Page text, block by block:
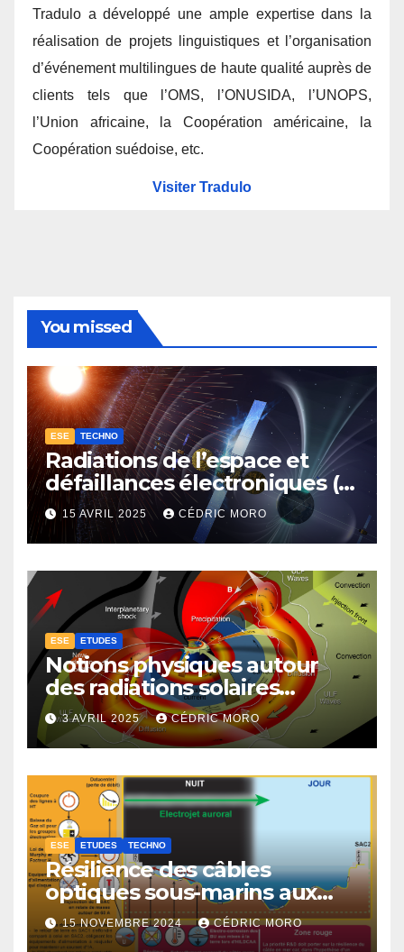
Tradulo a développé une ample expertise dans la
réalisation de projets linguistiques et l’organisation
d’événement multilingues de haute qualité auprès de
clients tels que l’OMS, l’ONUSIDA, l’UNOPS,
l’Union africaine, la Coopération américaine, la
Coopération suédoise, etc.
Visiter Tradulo
You missed
ESE TECHNO
Radiations de l’espace et
défaillances électroniques (1-
4-3-1)
15 AVRIL 2025 CÉDRIC MORO
ESE ETUDES
Notions physiques autour
des radiations solaires
extrêmes (1-4-1)
3 AVRIL 2025 CÉDRIC MORO
ESE ETUDES TECHNO
Résilience des câbles
optiques sous-marins aux
tempêtes géomagnétiques
majeures 3-3
15 NOVEMBRE 2024 CÉDRIC MORO